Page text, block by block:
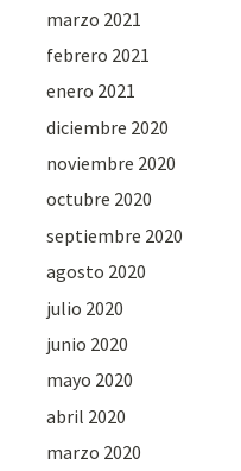
marzo 2021
febrero 2021
enero 2021
diciembre 2020
noviembre 2020
octubre 2020
septiembre 2020
agosto 2020
julio 2020
junio 2020
mayo 2020
abril 2020
marzo 2020